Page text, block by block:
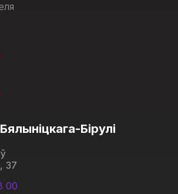
Бірулі
37
00